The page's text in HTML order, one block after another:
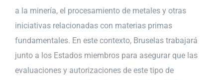
a la minería, el procesamiento de metales y otras
iniciativas relacionadas con materias primas
fundamentales. En este contexto, Bruselas trabajará
junto a los Estados miembros para asegurar que las
evaluaciones y autorizaciones de este tipo de